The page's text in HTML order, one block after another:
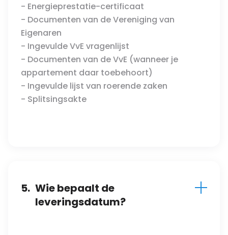
- Energieprestatie-certificaat
- Documenten van de Vereniging van
Eigenaren
- Ingevulde VvE vragenlijst
- Documenten van de VvE (wanneer je
appartement daar toebehoort)
- Ingevulde lijst van roerende zaken
- Splitsingsakte
5. Wie bepaalt de
leveringsdatum?